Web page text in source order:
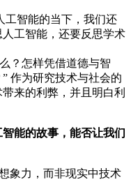
工智能的当下，我们还
工智能，还要反思学术
？怎样凭借道德与智
作为研究技术与社会的
来的利弊，并且明白利
能的故事，能否让我们
象力，而非现实中技术